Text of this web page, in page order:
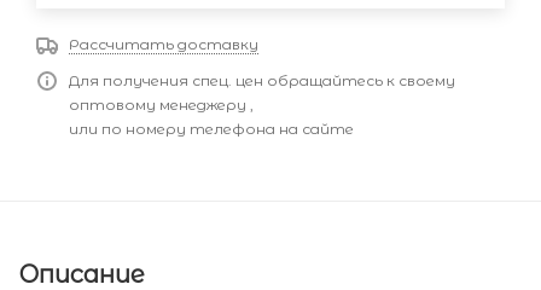
Рассчитать доставку
Для получения спец. цен обращайтесь к своему
оптовому менеджеру ,
или по номеру телефона на сайте
Описание